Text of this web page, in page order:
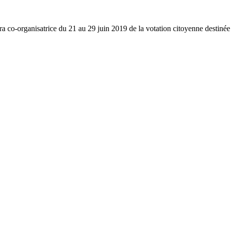
co-organisatrice du 21 au 29 juin 2019 de la votation citoyenne destinée